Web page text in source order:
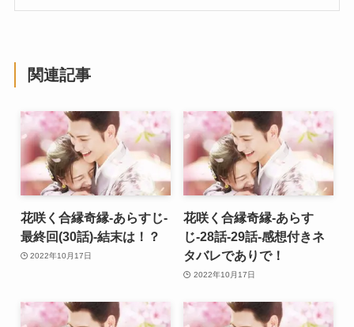
関連記事
花咲く合縁奇縁-あらすじ-
最終回(30話)-結末は！？
2022年10月17日
花咲く合縁奇縁-あらす
じ-28話-29話-感想付きネ
タバレでありで！
2022年10月17日